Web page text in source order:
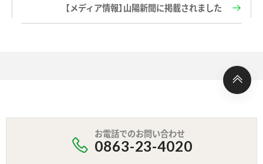
【メディア情報】山陽新聞に掲載されました
お電話でのお問い合わせ
0863-23-4020